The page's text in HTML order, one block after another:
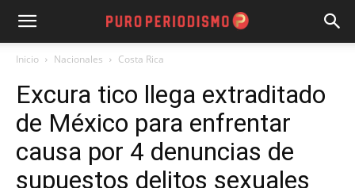
Inicio Nacionales Costa Rica
Excura tico llega extraditado
de México para enfrentar
causa por 4 denuncias de
supuestos delitos sexuales